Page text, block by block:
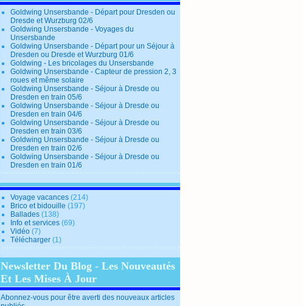
Goldwing Unsersbande - Départ pour Dresden ou
Dresde et Wurzburg 02/6
Goldwing Unsersbande - Voyages du
Unsersbande
Goldwing Unsersbande - Départ pour un Séjour à
Dresden ou Dresde et Wurzburg 01/6
Goldwing - Les bricolages du Unsersbande
Goldwing Unsersbande - Capteur de pression 2, 3
roues et même solaire
Goldwing Unsersbande - Séjour à Dresde ou
Dresden en train 05/6
Goldwing Unsersbande - Séjour à Dresde ou
Dresden en train 04/6
Goldwing Unsersbande - Séjour à Dresde ou
Dresden en train 03/6
Goldwing Unsersbande - Séjour à Dresde ou
Dresden en train 02/6
Goldwing Unsersbande - Séjour à Dresde ou
Dresden en train 01/6
Voyage vacances (214)
Brico et bidouille (197)
Ballades (138)
Info et services (69)
Vidéo (7)
Télécharger (1)
Newsletter Du Blog - Les Nouveautés
Et Les Mises À Jour
Abonnez-vous pour être averti des nouveaux articles